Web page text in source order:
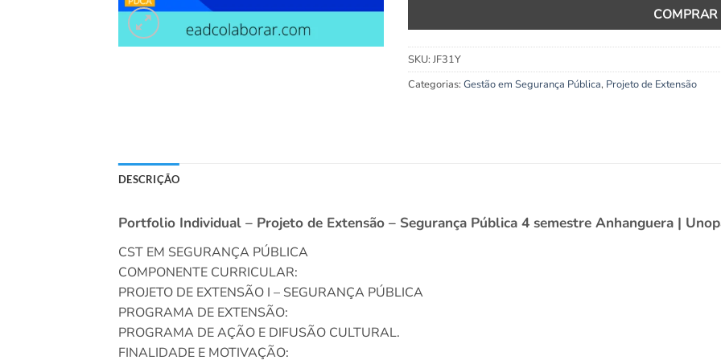
COMPRAR
SKU: JF31Y
Categorias: Gestão em Segurança Pública, Projeto de Extensão
DESCRIÇÃO
Portfolio Individual – Projeto de Extensão – Segurança Pública 4 semestre Anhanguera |
CST EM SEGURANÇA PÚBLICA
COMPONENTE CURRICULAR:
PROJETO DE EXTENSÃO I – SEGURANÇA PÚBLICA
PROGRAMA DE EXTENSÃO:
PROGRAMA DE AÇÃO E DIFUSÃO CULTURAL.
FINALIDADE E MOTIVAÇÃO: